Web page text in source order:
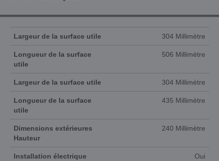
Largeur de la surface utile 304 Millimètre
Longueur de la surface
utile
506 Millimètre
Largeur de la surface utile 304 Millimètre
Longueur de la surface
utile
435 Millimètre
Dimensions extérieures
Hauteur
240 Millimètre
Installation électrique Oui